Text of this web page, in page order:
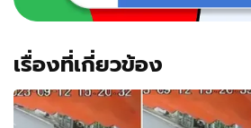
เรื่องที่เกี่ยวข้อง